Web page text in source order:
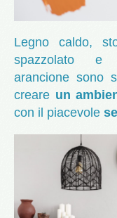
Legno caldo,
spazzolato
arancione sono
creare un
con il piacevole